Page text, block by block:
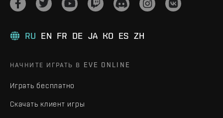
RU EN FR DE JA KO ES ZH
НАЧНИТЕ ИГРАТЬ В EVE ONLINE
Играть бесплатно
Скачать клиент игры